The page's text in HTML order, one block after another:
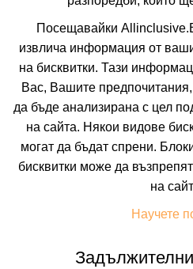
❮
Посещавайки
извлича информация от
на бисквитки. Тази
Вас, Вашите
да бъде анализирана с цел
на сайта. Някои видове
могат да бъдат спрени.
бисквитки може да
на
Научете